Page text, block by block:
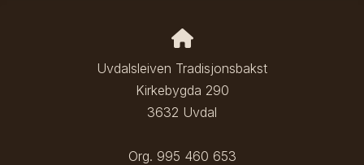
Uvdalsleiven Tradisjonsbakst
Kirkebygda 290
3632 Uvdal
Org. 995 460 653